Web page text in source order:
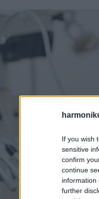
If you wish
sensitive
confirm
continue
information
further